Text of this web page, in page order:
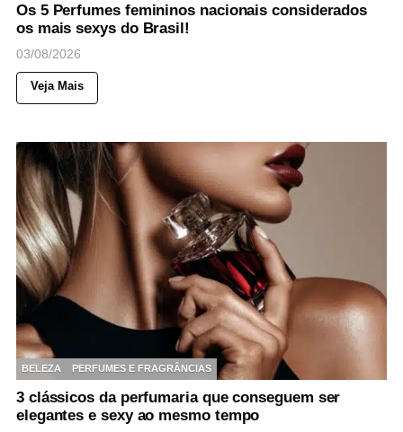
Os 5 Perfumes femininos nacionais considerados
os mais sexys do Brasil!
03/08/2026
Veja Mais
BELEZA PERFUMES E FRAGRÂNCIAS
3 clássicos da perfumaria que conseguem ser
elegantes e sexy ao mesmo tempo